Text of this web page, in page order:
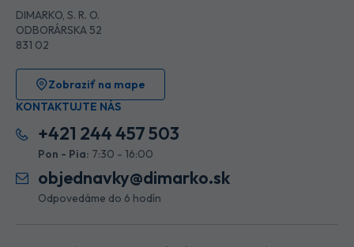
DIMARKO, S. R. O.
ODBORÁRSKA 52
831 02
Zobraziť na mape
KONTAKTUJTE NÁS
+421 244 457 503
Pon - Pia: 7:30 - 16:00
objednavky@dimarko.sk
Odpovedáme do 6 hodín